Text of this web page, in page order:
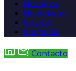
Nosotros
Novedades
Equipo
Memorial
Contacto